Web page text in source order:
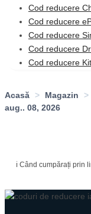
Cod reducere
Cod reducere
Cod reducere
Cod reducere
Cod reducere
Acasă > Magazin >
aug.. 08, 2026
ℹ️ Când cumpărați prin